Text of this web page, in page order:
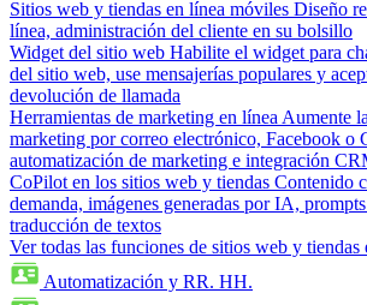
Sitios web y tiendas en línea móviles Diseño
línea, administración del cliente en su bolsillo
Widget del sitio web Habilite el widget para
del sitio web, use mensajerías populares y
devolución de llamada
Herramientas de marketing en línea Aumente
marketing por correo electrónico, Facebook o
automatización de marketing e integración
CoPilot en los sitios web y tiendas Contenido
demanda, imágenes generadas por IA,
traducción de textos
Ver todas las funciones de sitios web y tiendas
Automatización y RR. HH.